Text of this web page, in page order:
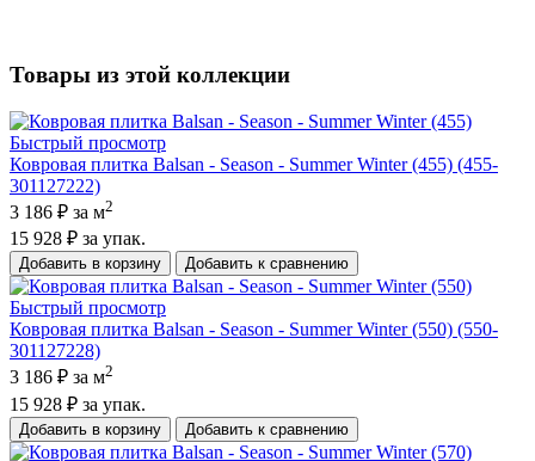
Товары из этой коллекции
Быстрый просмотр
Ковровая плитка Balsan - Season - Summer Winter (455) (455-
301127222)
3 186 ₽ за м2
15 928 ₽ за упак.
Добавить в корзину Добавить к сравнению
Быстрый просмотр
Ковровая плитка Balsan - Season - Summer Winter (550) (550-
301127228)
3 186 ₽ за м2
15 928 ₽ за упак.
Добавить в корзину Добавить к сравнению